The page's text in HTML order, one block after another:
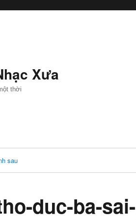
Xưa
thời
sau
duc-ba-